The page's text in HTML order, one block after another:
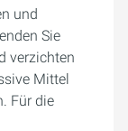
und
Sie
verzichten
Mittel
Für die